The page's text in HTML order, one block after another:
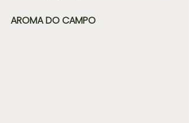
AROMA DO CAMPO